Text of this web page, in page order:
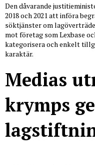
Den dåvarande
2018 och 2021 att införa
söktjänster om
mot företag som Lexbase
kategorisera och enkelt
karaktär.
Medias
krymps